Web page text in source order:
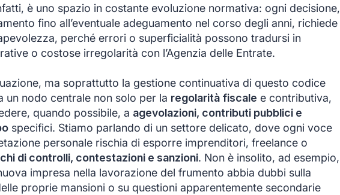
è uno spazio in costante evoluzione normativa: ogni decisione,
fino all’eventuale adeguamento nel corso degli anni, richiede
perché errori o superficialità possono tradursi in
o costose irregolarità con l’Agenzia delle Entrate.
ma soprattutto la gestione continuativa di questo codice
un nodo centrale non solo per la regolarità fiscale e contributiva,
quando possibile, a agevolazioni, contributi pubblici e
specifici. Stiamo parlando di un settore delicato, dove ogni voce
personale rischia di esporre imprenditori, freelance o
di controlli, contestazioni e sanzioni. Non è insolito, ad esempio,
impresa nella lavorazione del frumento abbia dubbi sulla
proprie mansioni o su questioni apparentemente secondarie